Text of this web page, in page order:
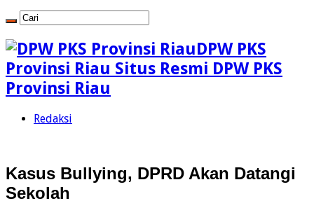
DPW PKS
Provinsi Riau Situs Resmi DPW PKS
Provinsi Riau
Redaksi
Kasus Bullying, DPRD Akan Datangi
Sekolah